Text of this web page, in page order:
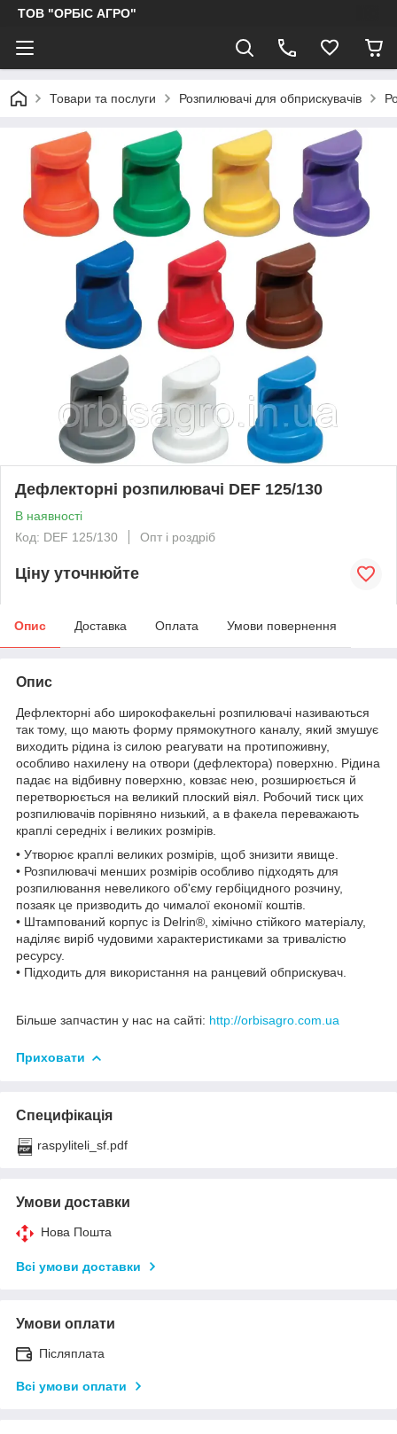
ТОВ "ОРБІС АГРО"
Товари та послуги Розпилювачі для обприскувачів
Дефлекторні розпилювачі DEF 125/130
В наявності
Код: DEF 125/130
Опт і роздріб
Ціну уточнюйте
Опис Доставка Оплата Умови повернення
Опис
Дефлекторні або широкофакельні розпилювачі називаються
так тому, що мають форму прямокутного каналу, який змушує
виходить рідина із силою реагувати на протипоживну,
особливо нахилену на отвори (дефлектора) поверхню. Рідина
падає на відбивну поверхню, ковзає нею, розширюється й
перетворюється на великий плоский віял. Робочий тиск цих
розпилювачів порівняно низький, а в факела переважають
краплі середніх і великих розмірів.
• Утворює краплі великих розмірів, щоб знизити явище.
• Розпилювачі менших розмірів особливо підходять для
розпилювання невеликого об'єму гербіцидного розчину,
позаяк це призводить до чималої економії коштів.
• Штампований корпус із Delrin®, хімічно стійкого матеріалу,
наділяє виріб чудовими характеристиками за тривалістю
ресурсу.
• Підходить для використання на ранцевий обприскувач.
Більше запчастин у нас на сайті: http://orbisagro.com.ua
Приховати
Специфікація
raspyliteli_sf.pdf
Умови доставки
Нова Пошта
Всі умови доставки
Умови оплати
Післяплата
Всі умови оплати